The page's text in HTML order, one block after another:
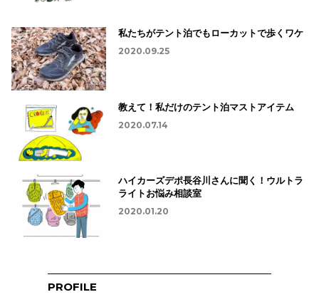
私たちがテント泊でもローカットで歩くワケ
2020.09.25
教えて！私だけのテント泊マストアイテム
2020.07.14
ハイカーズデポ長谷川さんに聞く！ウルトラ
ライトお悩み相談室
2020.01.20
PROFILE